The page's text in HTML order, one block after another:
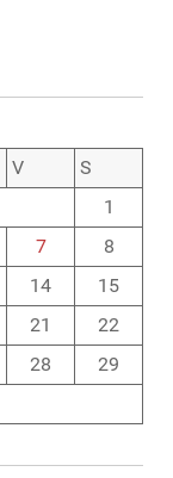
V
S
1
7
8
14
15
21
22
28
29